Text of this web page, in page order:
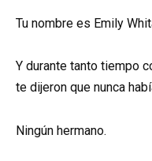
Tu nombre es Emily
Y durante tanto tiempo
te dijeron que nunca
Ningún hermano.